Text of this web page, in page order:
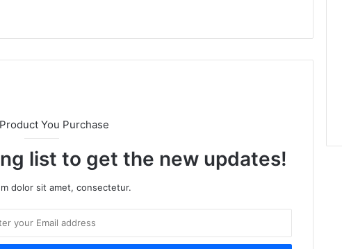
You Purchase
list to get the new updates!
dolor sit amet, consectetur.